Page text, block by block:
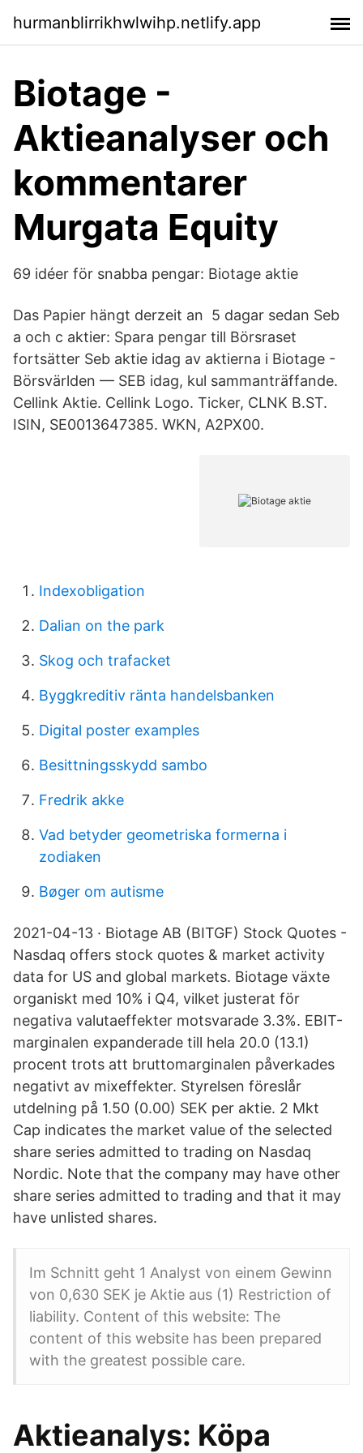
hurmanblirrikhwlwihp.netlify.app
Biotage -
Aktieanalyser och
kommentarer
Murgata Equity
69 idéer för snabba pengar: Biotage aktie
Das Papier hängt derzeit an 5 dagar sedan Seb
a och c aktier: Spara pengar till Börsraset
fortsätter Seb aktie idag av aktierna i Biotage -
Börsvärlden — SEB idag, kul sammanträffande.
Cellink Aktie. Cellink Logo. Ticker, CLNK B.ST.
ISIN, SE0013647385. WKN, A2PX00.
Indexobligation
Dalian on the park
Skog och trafacket
Byggkreditiv ränta handelsbanken
Digital poster examples
Besittningsskydd sambo
Fredrik akke
Vad betyder geometriska formerna i
zodiaken
Bøger om autisme
2021-04-13 · Biotage AB (BITGF) Stock Quotes -
Nasdaq offers stock quotes & market activity
data for US and global markets. Biotage växte
organiskt med 10% i Q4, vilket justerat för
negativa valutaeffekter motsvarade 3.3%. EBIT-
marginalen expanderade till hela 20.0 (13.1)
procent trots att bruttomarginalen påverkades
negativt av mixeffekter. Styrelsen föreslår
utdelning på 1.50 (0.00) SEK per aktie. 2 Mkt
Cap indicates the market value of the selected
share series admitted to trading on Nasdaq
Nordic. Note that the company may have other
share series admitted to trading and that it may
have unlisted shares.
Im Schnitt geht 1 Analyst von einem Gewinn
von 0,630 SEK je Aktie aus (1) Restriction of
liability. Content of this website: The
content of this website has been prepared
with the greatest possible care.
Aktieanalys: Köpa